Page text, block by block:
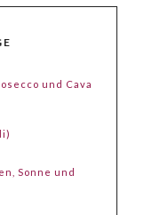
und Cava
Sonne und